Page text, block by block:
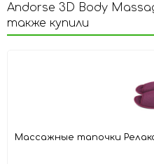
Andorse 3D Body
также купили
Массажные тапочки